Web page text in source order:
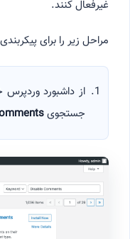
غیرفعال کنند.
مراحل زیر را برای
از داشبورد
جستجوی